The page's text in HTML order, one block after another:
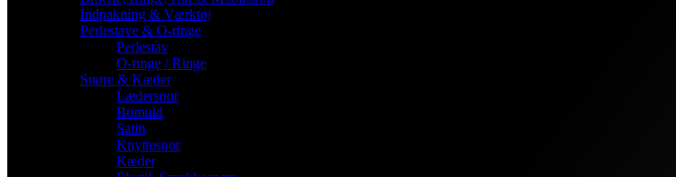
Indpakning & Værktøj
Perlestave & O-ringe
Perlestav
O-ringe / Ringe
Snøre & Kæder
Lædersnor
Bomuld
Satin
Knyttesnor
Kæder